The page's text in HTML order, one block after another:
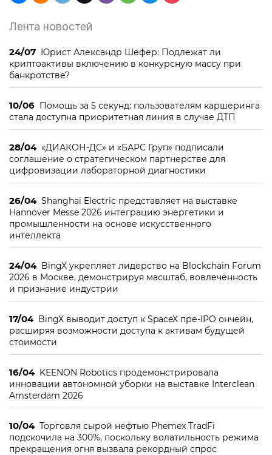
Лента новостей
24/07 Юрист Александр Шефер: Подлежат ли
криптоактивы включению в конкурсную массу при
банкротстве?
10/06 Помощь за 5 секунд: пользователям каршеринга
стала доступна приоритетная линия в случае ДТП
28/04 «ДИАКОН-ДС» и «БАРС Груп» подписали
соглашение о стратегическом партнерстве для
цифровизации лабораторной диагностики
26/04 Shanghai Electric представляет на выставке
Hannover Messe 2026 интеграцию энергетики и
промышленности на основе искусственного
интеллекта
24/04 BingX укрепляет лидерство на Blockchain Forum
2026 в Москве, демонстрируя масштаб, вовлечённость
и признание индустрии
17/04 BingX выводит доступ к SpaceX пре-IPO ончейн,
расширяя возможности доступа к активам будущей
стоимости
16/04 KEENON Robotics продемонстрировала
инновации автономной уборки на выставке Interclean
Amsterdam 2026
10/04 Торговля сырой нефтью Phemex TradFi
подскочила на 300%, поскольку волатильность режима
прекращения огня вызвала рекордный спрос